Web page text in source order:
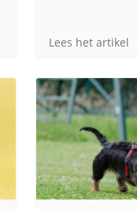
Lees het artikel